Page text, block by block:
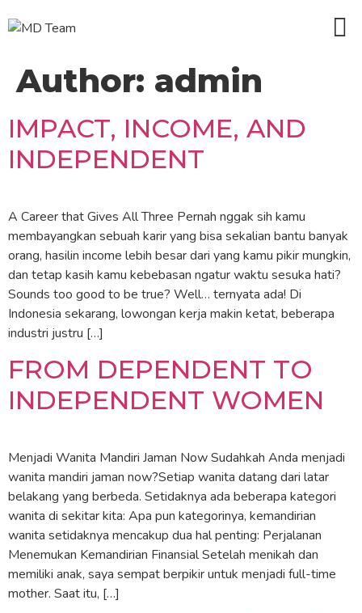
Author: admin
IMPACT, INCOME, AND
INDEPENDENT
A Career that Gives All Three Pernah nggak sih kamu
membayangkan sebuah karir yang bisa sekalian bantu banyak
orang, hasilin income lebih besar dari yang kamu pikir mungkin,
dan tetap kasih kamu kebebasan ngatur waktu sesuka hati?
Sounds too good to be true? Well… ternyata ada! Di
Indonesia sekarang, lowongan kerja makin ketat, beberapa
industri justru […]
FROM DEPENDENT TO
INDEPENDENT WOMEN
Menjadi Wanita Mandiri Jaman Now Sudahkah Anda menjadi
wanita mandiri jaman now?Setiap wanita datang dari latar
belakang yang berbeda. Setidaknya ada beberapa kategori
wanita di sekitar kita: Apa pun kategorinya, kemandirian
wanita setidaknya mencakup dua hal penting: Perjalanan
Menemukan Kemandirian Finansial Setelah menikah dan
memiliki anak, saya sempat berpikir untuk menjadi full-time
mother. Saat itu, […]